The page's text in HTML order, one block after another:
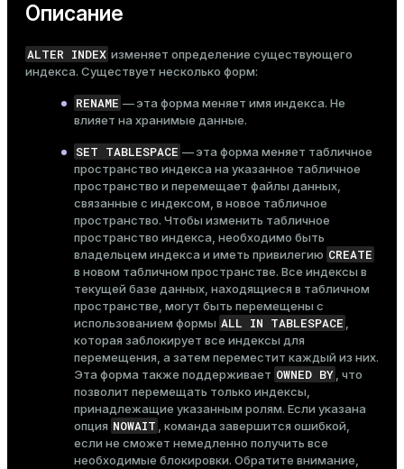
Описание
ALTER INDEX изменяет определение существующего
индекса. Существует несколько форм:
RENAME — эта форма меняет имя индекса. Не
влияет на хранимые данные.
SET TABLESPACE — эта форма меняет табличное
пространство индекса на указанное табличное
пространство и перемещает файлы данных,
связанные с индексом, в новое табличное
пространство. Чтобы изменить табличное
пространство индекса, необходимо быть
владельцем индекса и иметь привилегию CREATE
в новом табличном пространстве. Все индексы в
текущей базе данных, находящиеся в табличном
пространстве, могут быть перемещены с
использованием формы ALL IN TABLESPACE ,
которая заблокирует все индексы для
перемещения, а затем переместит каждый из них.
Эта форма также поддерживает OWNED BY, что
позволит перемещать только индексы,
принадлежащие указанным ролям. Если указана
опция NOWAIT , команда завершится ошибкой,
если не сможет немедленно получить все
необходимые блокировки. Обратите внимание,